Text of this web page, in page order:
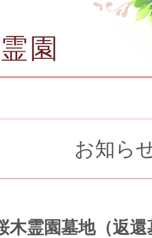
園
お知ら
木霊園墓地（返